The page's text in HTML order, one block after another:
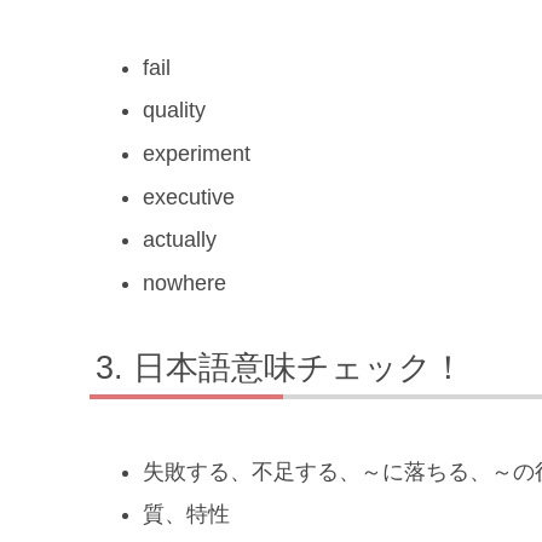
fail
quality
experiment
executive
actually
nowhere
日本語意味チェック！
失敗する、不足する、～に落ちる、～の
質、特性